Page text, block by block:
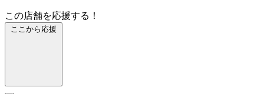
この店舗を応援する！
ここから応援